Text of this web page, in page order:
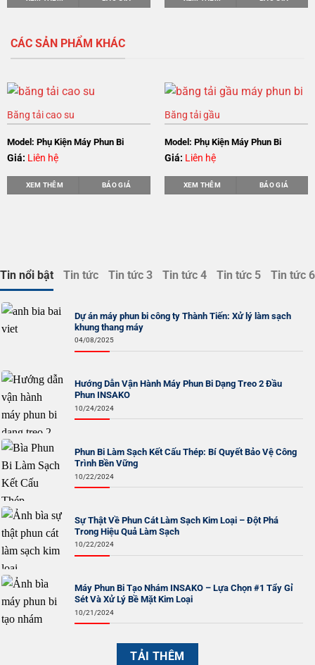
CÁC SẢN PHẨM KHÁC
Băng tải cao su
Model: Phụ Kiện Máy Phun Bi
Giá: Liên hệ
XEM THÊM BÁO GIÁ
Băng tải gầu
Model: Phụ Kiện Máy Phun Bi
Giá: Liên hệ
XEM THÊM BÁO GIÁ
Tin nổi bật Tin tức Tin tức 3 Tin tức 4 Tin tức 5 Tin tức 6
Dự án máy phun bi công ty Thành Tiến: Xử lý làm sạch
khung thang máy
04/08/2025
Hướng Dẫn Vận Hành Máy Phun Bi Dạng Treo 2 Đầu
Phun INSAKO
10/24/2024
Phun Bi Làm Sạch Kết Cấu Thép: Bí Quyết Bảo Vệ Công
Trình Bền Vững
10/22/2024
Sự Thật Về Phun Cát Làm Sạch Kim Loại – Đột Phá
Trong Hiệu Quả Làm Sạch
10/22/2024
Máy Phun Bi Tạo Nhám INSAKO – Lựa Chọn #1 Tẩy Gỉ
Sét Và Xử Lý Bề Mặt Kim Loại
10/21/2024
TẢI THÊM